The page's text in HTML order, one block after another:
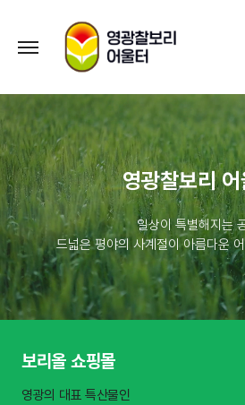
영광찰보리
일상이 특별해지는
드넓은 평야의 사계절이 아름다운
보리올 쇼핑몰
영광의 대표 특산물인